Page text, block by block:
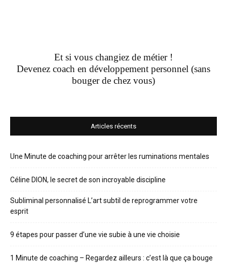
Et si vous changiez de métier !
Devenez coach en développement personnel (sans
bouger de chez vous)
Articles récents
Une Minute de coaching pour arrêter les ruminations mentales
Céline DION, le secret de son incroyable discipline
Subliminal personnalisé L’art subtil de reprogrammer votre
esprit
9 étapes pour passer d’une vie subie à une vie choisie
1 Minute de coaching – Regardez ailleurs : c’est là que ça bouge